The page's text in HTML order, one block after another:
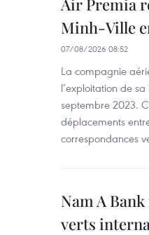
Air Premia
Minh-Ville
07/08/2026 08:52
La compagnie
l’exploitation de
septembre 2023.
déplacements
correspondances
Nam A
verts